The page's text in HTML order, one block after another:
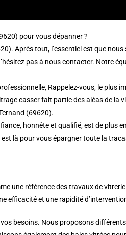
pour vous dépanner ?
Après tout, l’essentiel est que
pas à nous contacter. Notre
Rappelez-vous, le plus
casser fait partie des aléas de la
(69620).
honnête et qualifié, est de plus
là pour vous épargner toute la
une référence des travaux de
efficacité et une rapidité
besoins. Nous proposons